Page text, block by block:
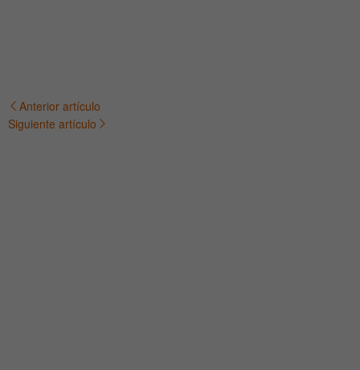
Navegación
Anterior artículo
Siguiente artículo